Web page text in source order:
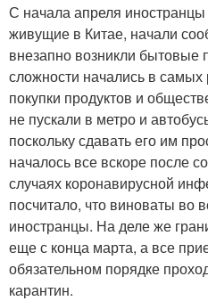
С начала апреля
живущие в Китае, начали
внезапно возникли
сложности начались в
покупки продуктов и
не пускали в метро и
поскольку сдавать его им
началось все вскоре после
случаях коронавирусной
посчитало, что виноваты во
иностранцы. На деле же
еще с конца марта, а все
обязательном порядке
карантин.